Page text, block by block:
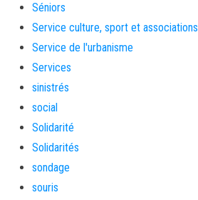
Séniors
Service culture, sport et associations
Service de l'urbanisme
Services
sinistrés
social
Solidarité
Solidarités
sondage
souris